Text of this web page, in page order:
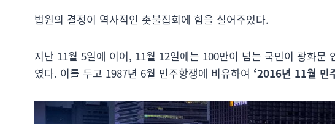
법원의 결정이 역사적인 촛불집회에 힘을 실어주었다.
지난 11월 5일에 이어, 11월 12일에는 100만이 넘는 국민이 광화문
였다. 이를 두고 1987년 6월 민주항쟁에 비유하여 ‘2016년 11월 민